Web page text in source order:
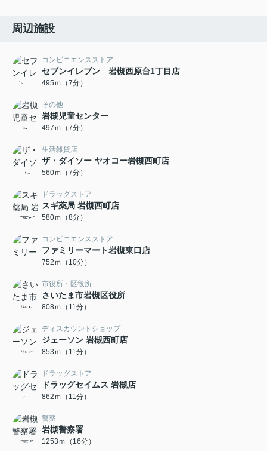
周辺施設
コンビニエンスストア
セブンイレブン 岩槻西原台1丁目店
495ｍ（7分）
その他
岩槻児童センター
497ｍ（7分）
生活雑貨店
ザ・ダイソー ヤオコー岩槻西町店
560ｍ（7分）
ドラッグストア
スギ薬局 岩槻西町店
580ｍ（8分）
コンビニエンスストア
ファミリーマート岩槻東口店
752ｍ（10分）
市役所・区役所
さいたま市岩槻区役所
808ｍ（11分）
ディスカウントショップ
ジェーソン 岩槻西町店
853ｍ（11分）
ドラッグストア
ドラッグセイムス 岩槻店
862ｍ（11分）
警察
岩槻警察署
1253ｍ（16分）